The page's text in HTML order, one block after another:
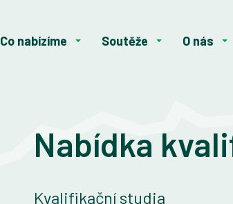
Co nabízíme Soutěže O nás
Nabídka
Kvalifikační studia